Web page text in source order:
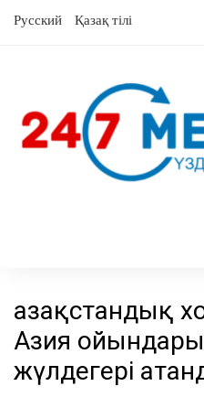
Русский Қазақ тілі
Қазақстандық
Азия
жүлдегері